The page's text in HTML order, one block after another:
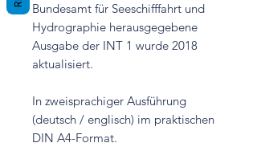
Bundesamt für Seeschifffahrt und
Hydrographie herausgegebene
Ausgabe der INT 1 wurde 2018
aktualisiert.
In zweisprachiger Ausführung
(deutsch / englisch) im praktischen
DIN A4-Format.